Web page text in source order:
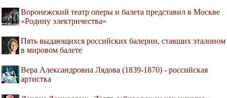
Воронежский театр оперы и балета представил в Москве
«Родину электричества»
Пять выдающихся российских балерин, ставших эталоном
в мировом балете
Вера Александровна Лядова (1839-1870) - российская
артистка